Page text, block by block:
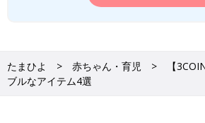
たまひよ 赤ちゃん・育児
【
ブルなアイテム4選